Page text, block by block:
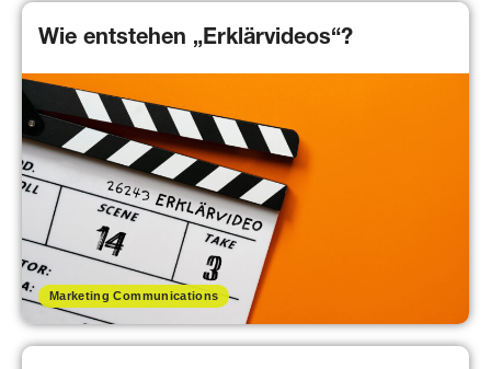
Marketing Communications
Wie entstehen „Erklärvideos“?